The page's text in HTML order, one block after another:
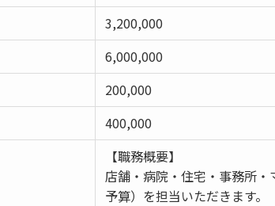
3,200,000
6,000,000
200,000
400,000
【職務概要】
店舗・病院・住宅・事務所
予算）を担当いただきます。